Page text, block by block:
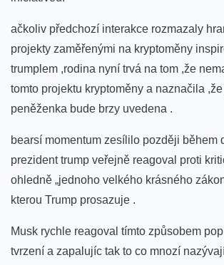
ačkoliv předchozí interakce rozmazaly
projekty‍ zaměřenými na kryptoměny
trumplem ,rodina⁣ nyní trvá na ⁣tom ‍,že⁤
⁤tomto projektu kryptoměny a ⁣naznačila
peněženka bude brzy uvedena .‌
bearsí momentum zesílilo později během
⁤prezident trump veřejně‍ reagoval proti
ohledně⁣ „jednoho velkého krásného
kterou Trump prosazuje ‌.
Musk rychle reagoval tímto způsobem
tvrzení a zapalujíc tak to co mnozí